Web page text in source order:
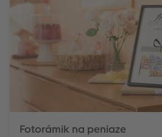
Fotorámik na peniaze